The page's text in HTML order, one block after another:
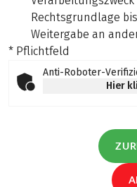
Rechtsgrundlage
Weitergabe an
* Pflichtfeld
Anti-Roboter-
Hier